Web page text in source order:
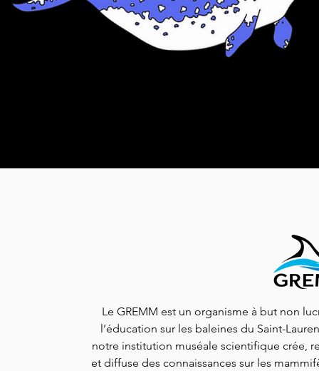
Le GREMM est un organisme à but non
l’éducation sur les baleines du Saint-
notre institution muséale scientifique crée,
et diffuse des connaissances sur les